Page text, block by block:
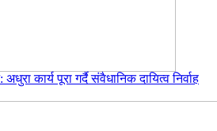
कार्य पूरा गर्दै संवैधानिक दायित्व निर्वाह